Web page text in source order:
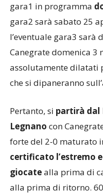
gara1 in programma
gara2 sarà sabato 25
l’eventuale gara3
Canegrate domenica 3
assolutamente dilatati
che si dipaneranno
Pertanto, si partirà dal
Legnano con
forte del 2-0 maturato
certificato l’estremo
giocatealla prima di
alla prima di ritorno.